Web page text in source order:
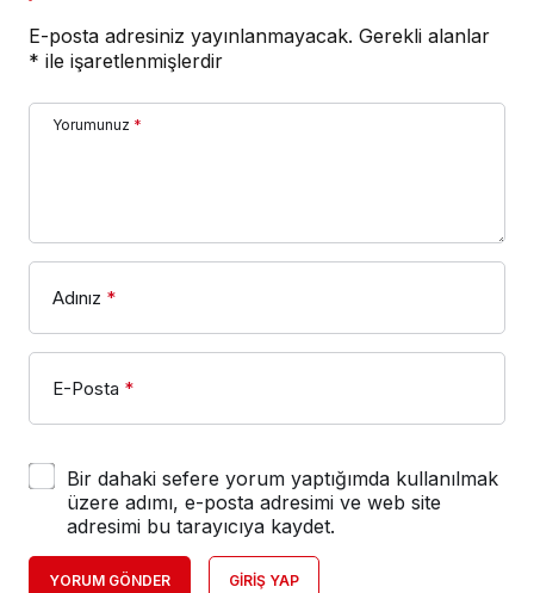
E-posta adresiniz yayınlanmayacak. Gerekli alanlar
* ile işaretlenmişlerdir
Yorumunuz *
Adınız *
E-Posta *
Bir dahaki sefere yorum yaptığımda kullanılmak
üzere adımı, e-posta adresimi ve web site
adresimi bu tarayıcıya kaydet.
YORUM GÖNDER GIRIŞ YAP